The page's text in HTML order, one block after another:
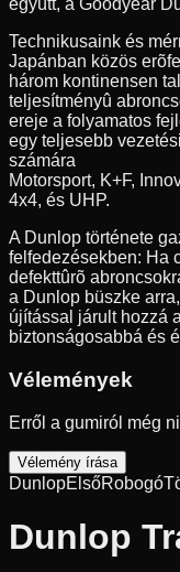
együtt, a Goodyear
Technikusaink és
Japánban közös
három kontinensen
teljesítményû
ereje a folyamatos
egy teljesebb
számára
Motorsport, K+F,
4x4, és UHP.
A Dunlop története
felfedezésekben: Ha
defekttûrõ
a Dunlop büszke
újítással járult hozzá
biztonságosabbá és
Vélemények
Erről a gumiról még
Vélemény írása
DunlopElsőRobogó
Dunlop